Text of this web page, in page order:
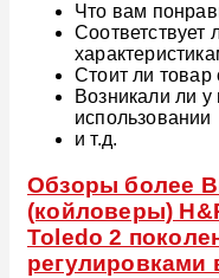
Что вам
Соответствует
Стоит ли товар
Возникали ли у
использовании
и т.д.
Обзоры более
(койловеры)
Toledo 2
регулировками